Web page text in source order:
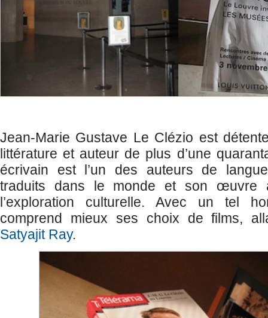
Jean-Marie Gustave Le Clézio est
littérature et auteur de plus d’une
écrivain est l’un des auteurs de
traduits dans le monde et son œuvre
l’exploration culturelle. Avec un tel
comprend mieux ses choix de films,
Satyajit Ray.